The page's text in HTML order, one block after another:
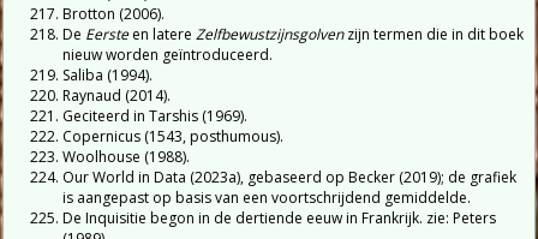
Brotton (2006).
De Eersteen latere Zelfbewustzijnsgolvenzijn termen die in dit boek
nieuw worden geïntroduceerd.
Saliba (1994).
Raynaud (2014).
Geciteerd in Tarshis (1969).
Copernicus (1543, posthumous).
Woolhouse (1988).
Our World in Data (2023a), gebaseerd op Becker (2019); de grafiek
is aangepast op basis van een voortschrijdend gemiddelde.
De Inquisitie begon in de dertiende eeuw in Frankrijk. zie: Peters